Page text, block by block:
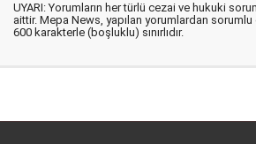
UYARI: Yorumların her türlü cezai ve hukuki
aittir. Mepa News, yapılan yorumlardan
600 karakterle (boşluklu) sınırlıdır.